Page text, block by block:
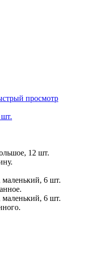
просмотр
12 шт.
маленький, 6 шт.
маленький, 6 шт.